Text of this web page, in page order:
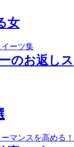
女
のお返しス